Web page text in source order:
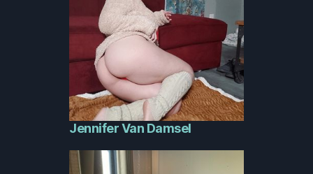
Jennifer Van Damsel